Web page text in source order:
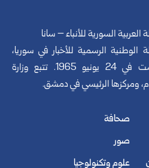
العربية السورية للأنباء – سانا
الوطنية الرسمية للأخبار في سوريا،
تأسست في 24 يونيو 1965. تتبع وزارة
ومركزها الرئيسي في دمشق.
صحافة
صور
علوم وتكنولوجيا